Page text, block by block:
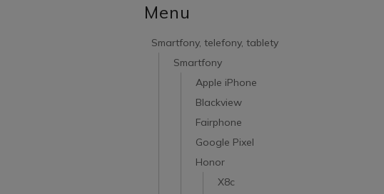
Menu
Smartfony, telefony, tablety
Smartfony
Apple iPhone
Blackview
Fairphone
Google Pixel
Honor
X8c